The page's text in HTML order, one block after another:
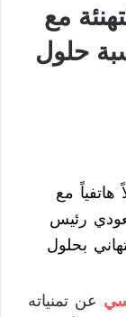
مع
حلول
هاتفياً مع
رئيس
بحلول
عن تمنياته